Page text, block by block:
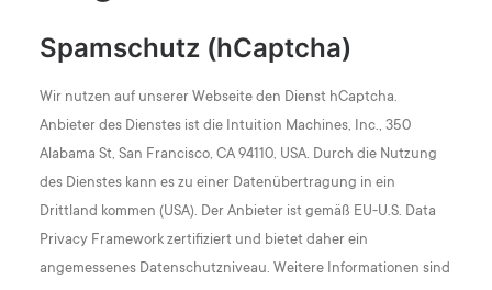
Spamschutz (hCaptcha)
Wir nutzen auf unserer Webseite den Dienst hCaptcha.
Anbieter des Dienstes ist die Intuition Machines, Inc., 350
Alabama St, San Francisco, CA 94110, USA. Durch die Nutzung
des Dienstes kann es zu einer Datenübertragung in ein
Drittland kommen (USA). Der Anbieter ist gemäß EU-U.S. Data
Privacy Framework zertifiziert und bietet daher ein
angemessenes Datenschutzniveau. Weitere Informationen sind